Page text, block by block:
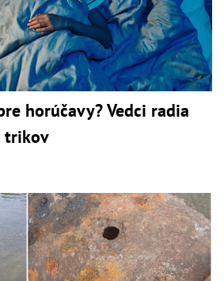
horúčavy? Vedci radia
trikov